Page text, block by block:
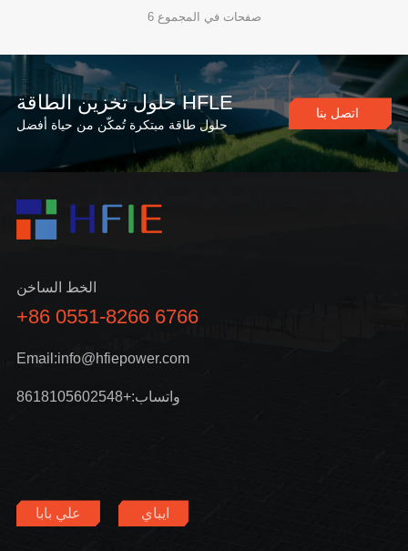
6 صفحات في المجموع
حلول تخزين الطاقة HFLE
حلول طاقة مبتكرة تُمكّن من حياة أفضل
اتصل بنا
الخط الساخن
+86 0551-8266 6766
Email:info@hfiepower.com
واتساب:+8618105602548
ايباي علي بابا